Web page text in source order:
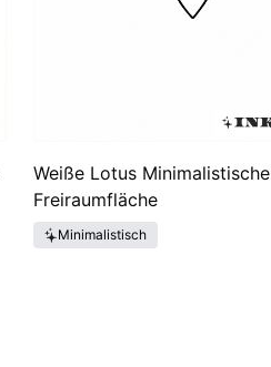
Weiße Lotus Minimalistische
Freiraumfläche
Minimalistisch